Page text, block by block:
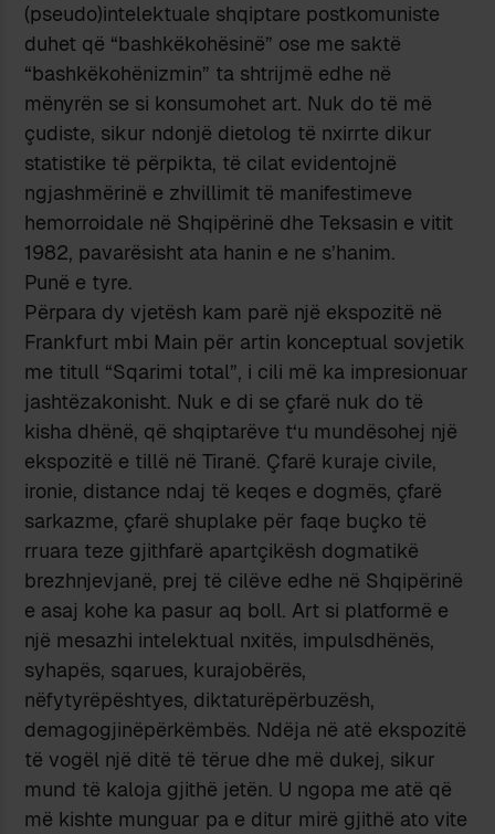
(pseudo)intelektuale shqiptare postkomuniste
duhet që “bashkëkohësinë” ose me saktë
“bashkëkohënizmin” ta shtrijmë edhe në
mënyrën se si konsumohet art. Nuk do të më
çudiste, sikur ndonjë dietolog të nxirrte dikur
statistike të përpikta, të cilat evidentojnë
ngjashmërinë e zhvillimit të manifestimeve
hemorroidale në Shqipërinë dhe Teksasin e vitit
1982, pavarësisht ata hanin e ne s’hanim.
Punë e tyre.
Përpara dy vjetësh kam parë një ekspozitë në
Frankfurt mbi Main për artin konceptual sovjetik
me titull “Sqarimi total”, i cili më ka impresionuar
jashtëzakonisht. Nuk e di se çfarë nuk do të
kisha dhënë, që shqiptarëve t‘u mundësohej një
ekspozitë e tillë në Tiranë. Çfarë kuraje civile,
ironie, distance ndaj të keqes e dogmës, çfarë
sarkazme, çfarë shuplake për faqe buçko të
rruara teze gjithfarë apartçikësh dogmatikë
brezhnjevjanë, prej të cilëve edhe në Shqipërinë
e asaj kohe ka pasur aq boll. Art si platformë e
një mesazhi intelektual nxitës, impulsdhënës,
syhapës, sqarues, kurajobërës,
nëfytyrëpështyes, diktaturëpërbuzësh,
demagogjinëpërkëmbës. Ndëja në atë ekspozitë
të vogël një ditë të tërue dhe më dukej, sikur
mund të kaloja gjithë jetën. U ngopa me atë që
më kishte munguar pa e ditur mirë gjithë ato vite